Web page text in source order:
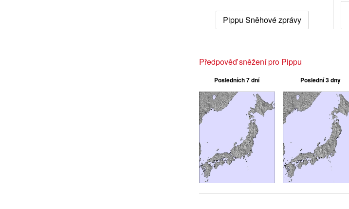
Pippu Sněhové zprávy
Předpověď sněžení pro Pippu
Posledních 7 dní Poslední 3 dny